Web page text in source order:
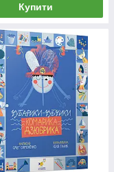
Купити